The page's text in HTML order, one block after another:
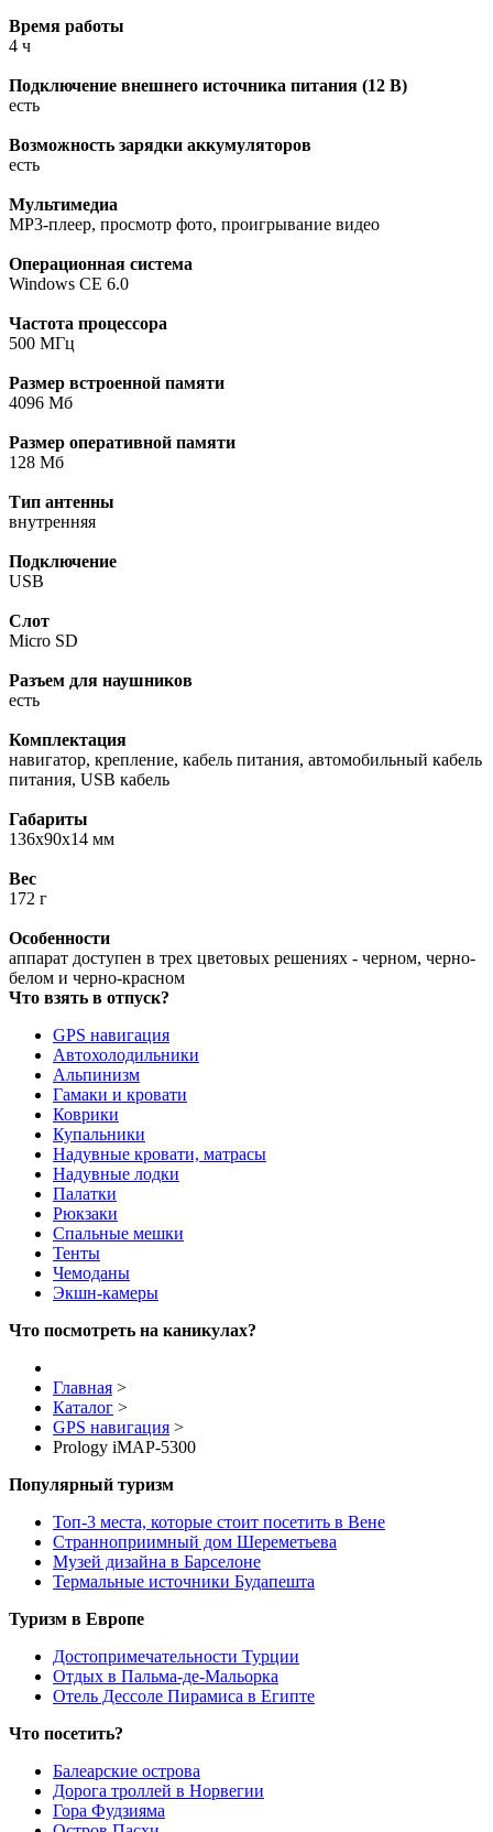
Время работы
4 ч
Подключение внешнего источника питания (12 В)
есть
Возможность зарядки аккумуляторов
есть
Мультимедиа
MP3-плеер, просмотр фото, проигрывание видео
Операционная система
Windows CE 6.0
Частота процессора
500 МГц
Размер встроенной памяти
4096 Мб
Размер оперативной памяти
128 Мб
Тип антенны
внутренняя
Подключение
USB
Слот
Micro SD
Разъем для наушников
есть
Комплектация
навигатор, крепление, кабель питания, автомобильный кабель
питания, USB кабель
Габариты
136x90x14 мм
Вес
172 г
Особенности
аппарат доступен в трех цветовых решениях - черном, черно-
белом и черно-красном
Что взять в отпуск?
GPS навигация
Автохолодильники
Альпинизм
Гамаки и кровати
Коврики
Купальники
Надувные кровати, матрасы
Надувные лодки
Палатки
Рюкзаки
Спальные мешки
Тенты
Чемоданы
Экшн-камеры
Что посмотреть на каникулах?
Главная >
Каталог >
GPS навигация >
Prology iMAP-5300
Популярный туризм
Топ-3 места, которые стоит посетить в Вене
Странноприимный дом Шереметьева
Музей дизайна в Барселоне
Термальные источники Будапешта
Туризм в Европе
Достопримечательности Турции
Отдых в Пальма-де-Мальорка
Отель Дессоле Пирамиса в Египте
Что посетить?
Балеарские острова
Дорога троллей в Норвегии
Гора Фудзияма